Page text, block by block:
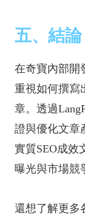
五、結論
在奇寶內部開
重視如何撰寫
章。透過
證與優化文章
實質SEO成效
曝光與市場競
還想了解更多